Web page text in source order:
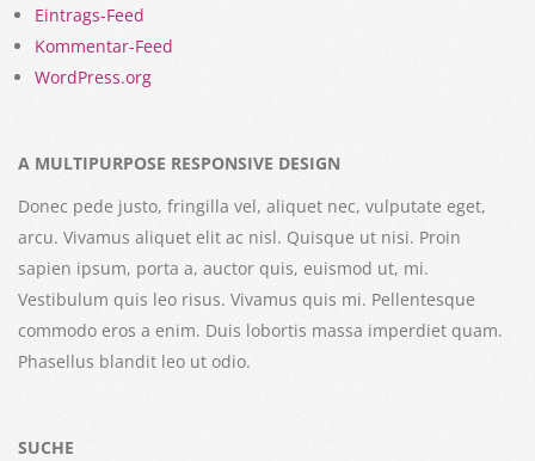
Eintrags-Feed
Kommentar-Feed
WordPress.org
A MULTIPURPOSE RESPONSIVE DESIGN
Donec pede justo, fringilla vel, aliquet nec, vulputate eget,
arcu. Vivamus aliquet elit ac nisl. Quisque ut nisi. Proin
sapien ipsum, porta a, auctor quis, euismod ut, mi.
Vestibulum quis leo risus. Vivamus quis mi. Pellentesque
commodo eros a enim. Duis lobortis massa imperdiet quam.
Phasellus blandit leo ut odio.
SUCHE